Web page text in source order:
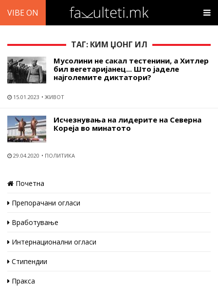
VIBE ON
ТАГ: КИМ ЏОНГ ИЛ
Мусолини не сакал тестенини, а Хитлер
бил вегетаријанец... Што јаделе
најголемите диктатори?
15.01.2023 ЖИВОТ
Исчезнувања на лидерите на Северна
Кореја во минатото
29.04.2020 ПОЛИТИКА
Почетна
Препорачани огласи
Вработување
Интернационални огласи
Стипендии
Пракса